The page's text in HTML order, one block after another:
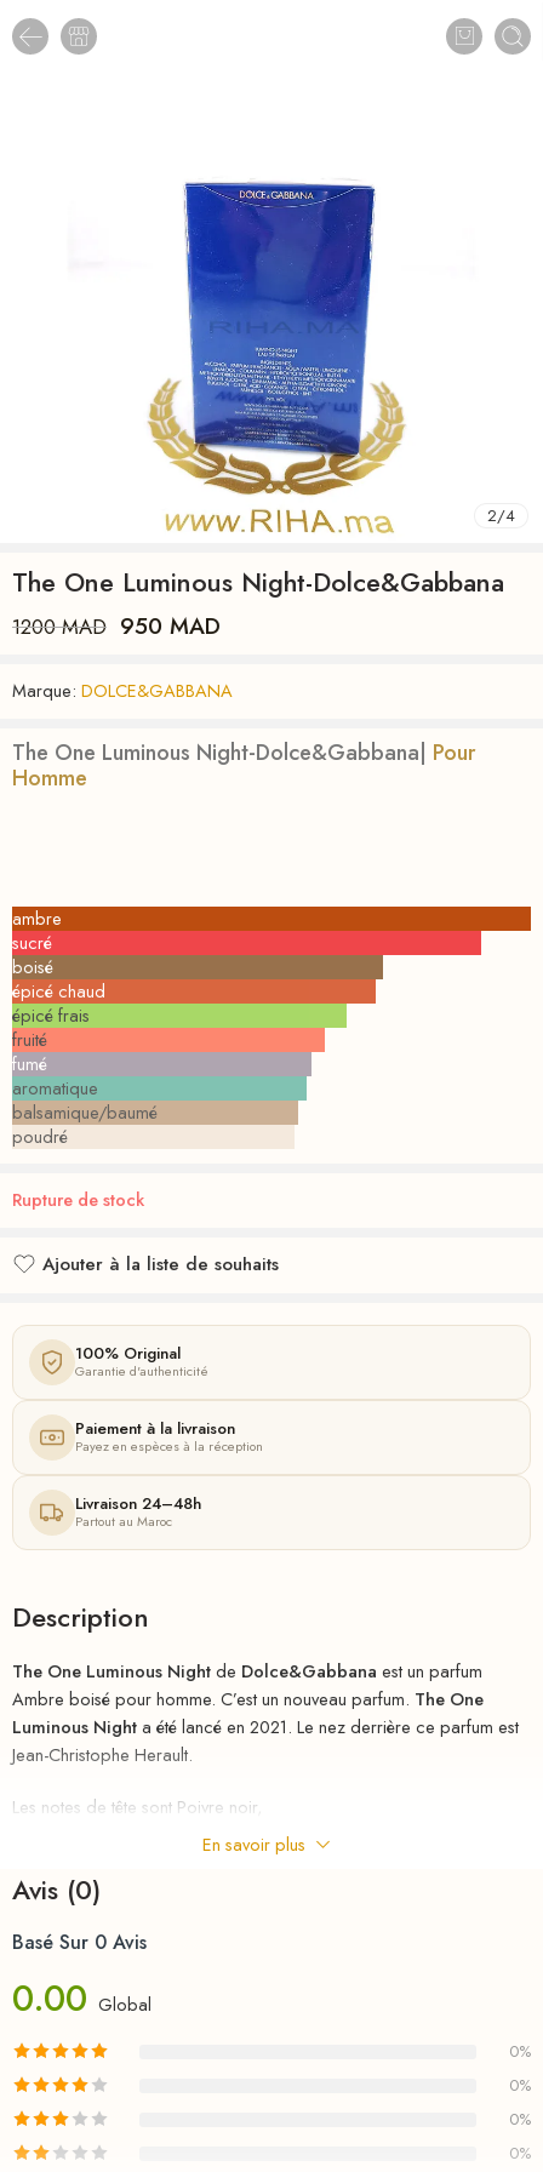
2/4
The One Luminous Night-Dolce&Gabbana
1200MAD 950 MAD
Marque: DOLCE&GABBANA
The One Luminous Night-Dolce&Gabbana| Pour
Homme
ambre
sucré
boisé
épicé chaud
épicé frais
fruité
fumé
aromatique
balsamique/baumé
poudré
Rupture de stock
Ajouter à la liste de souhaits
100% Original
Garantie d'authenticité
Paiement à la livraison
Payez en espèces à la réception
Livraison 24–48h
Partout au Maroc
Description
The One Luminous Nightde Dolce&Gabbana est un parfum
Ambre boisé pour homme. C’est un nouveau parfum. The One
Luminous Nighta été lancé en 2021. Le nez derrière ce parfum est
Jean-Christophe Herault.
Les notes de tête sont Poivre noir,
les notes de coeur sont Dates,
les notes de fond sont Bois de santal,
riha.ma Description
Parfumaumeilleurs
En savoir plus
Avis (0)
Basé Sur 0 Avis
0.00 Global
0%
0%
0%
0%